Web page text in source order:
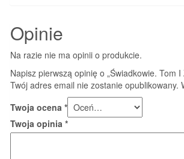
Opinie
Na razie nie ma opinii o produkcie.
Napisz pierwszą opinię o „Świadkowie. Tom
Twój adres email nie zostanie opublikowany.
Twoja ocena *
Twoja opinia *